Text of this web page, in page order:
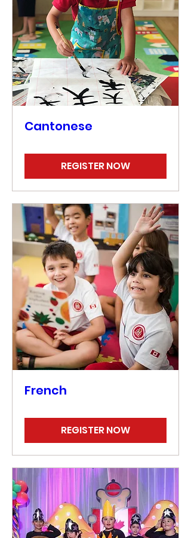
Cantonese
REGISTER NOW
French
REGISTER NOW